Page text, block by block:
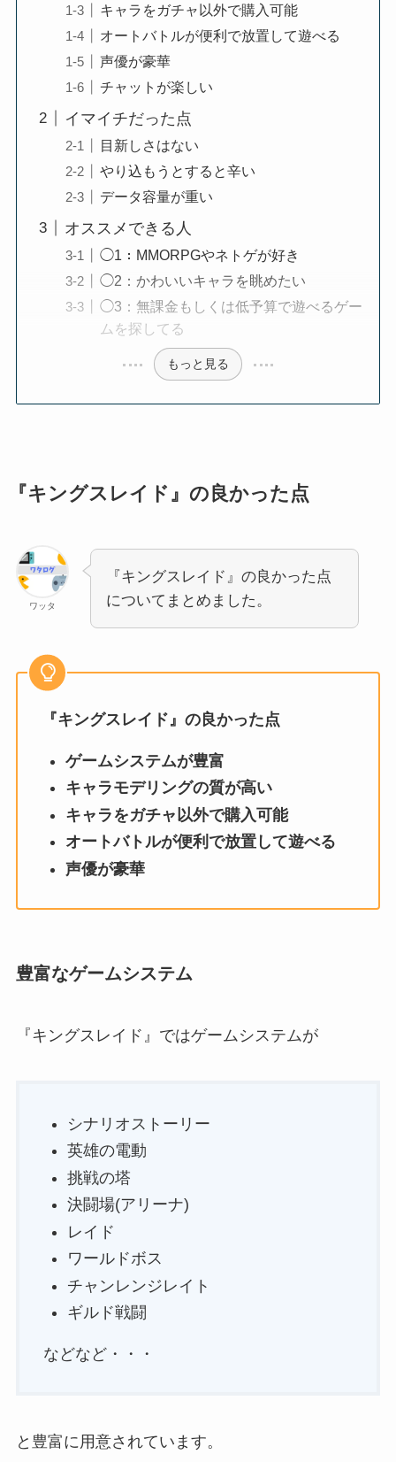
キャラをガチャ以外で購入可能
オートバトルが便利で放置して遊べる
声優が豪華
チャットが楽しい
イマイチだった点
目新しさはない
やり込もうとすると辛い
データ容量が重い
オススメできる人
◯1：MMORPGやネトゲが好き
◯2：かわいいキャラを眺めたい
◯3：無課金もしくは低予算で遊べるゲー
ムを探してる
もっと見る
『キングスレイド』の良かった点
ワッタ
『キングスレイド』の良かった点
についてまとめました。
『キングスレイド』の良かった点
ゲームシステムが豊富
キャラモデリングの質が高い
キャラをガチャ以外で購入可能
オートバトルが便利で放置して遊べる
声優が豪華
豊富なゲームシステム
『キングスレイド』ではゲームシステムが
シナリオストーリー
英雄の電動
挑戦の塔
決闘場(アリーナ)
レイド
ワールドボス
チャンレンジレイト
ギルド戦闘
などなど・・・
と豊富に用意されています。